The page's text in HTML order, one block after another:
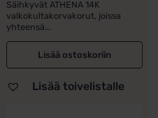
Säihkyvät ATHENA 14K
valkokultakorvakorut, joissa
yhteensä...
Lisää ostoskoriin
Lisää toivelistalle